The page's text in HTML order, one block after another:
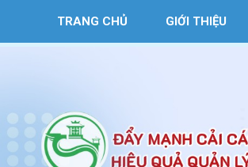
TRANG CHỦ GIỚI THIỆU